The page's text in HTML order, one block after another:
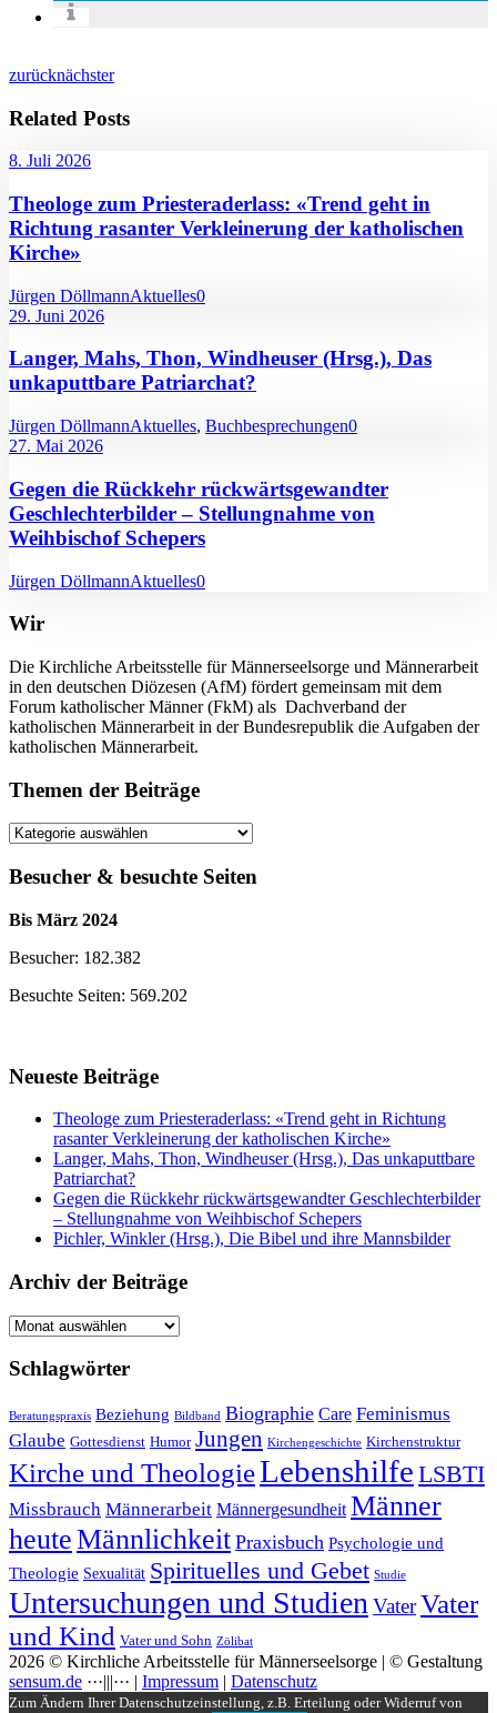
zurücknächster
Related Posts
8. Juli 2026
Theologe zum Priesteraderlass: «Trend geht in
Richtung rasanter Verkleinerung der katholischen
Kirche»
Jürgen DöllmannAktuelles0
29. Juni 2026
Langer, Mahs, Thon, Windheuser (Hrsg.), Das
unkaputtbare Patriarchat?
Jürgen DöllmannAktuelles, Buchbesprechungen0
27. Mai 2026
Gegen die Rückkehr rückwärtsgewandter
Geschlechterbilder – Stellungnahme von
Weihbischof Schepers
Jürgen DöllmannAktuelles0
Wir
Die Kirchliche Arbeitsstelle für Männerseelsorge und Männerarbeit
in den deutschen Diözesen (AfM) fördert gemeinsam mit dem
Forum katholischer Männer (FkM) als Dachverband der
katholischen Männerarbeit in der Bundesrepublik die Aufgaben der
katholischen Männerarbeit.
Themen der Beiträge
Themen
Beiträge
Besucher & besuchte Seiten
Bis März 2024
Besucher: 182.382
Besuchte Seiten: 569.202
Neueste Beiträge
Theologe zum Priesteraderlass: «Trend geht in Richtung
rasanter Verkleinerung der katholischen Kirche»
Langer, Mahs, Thon, Windheuser (Hrsg.), Das unkaputtbare
Patriarchat?
Gegen die Rückkehr rückwärtsgewandter Geschlechterbilder
– Stellungnahme von Weihbischof Schepers
Pichler, Winkler (Hrsg.), Die Bibel und ihre Mannsbilder
Archiv der Beiträge
Archiv
Beiträge
Schlagwörter
Beratungspraxis Beziehung Bildband Biographie Care Feminismus
Glaube Gottesdienst Humor Jungen Kirchengeschichte Kirchenstruktur
Kirche und TheologieLebenshilfe LSBTI
Missbrauch Männerarbeit Männergesundheit Männer
heuteMännlichkeit Praxisbuch Psychologie und
Theologie Sexualität Spirituelles und Gebet Studie
Untersuchungen und Studien VaterVater
und Kind Vater und Sohn Zölibat
2026 © Kirchliche Arbeitsstelle für Männerseelsorge | © Gestaltung
sensum.de ···|||··· | Impressum | Datenschutz
Zum Ändern Ihrer Datenschutzeinstellung, z.B. Erteilung oder Widerruf von